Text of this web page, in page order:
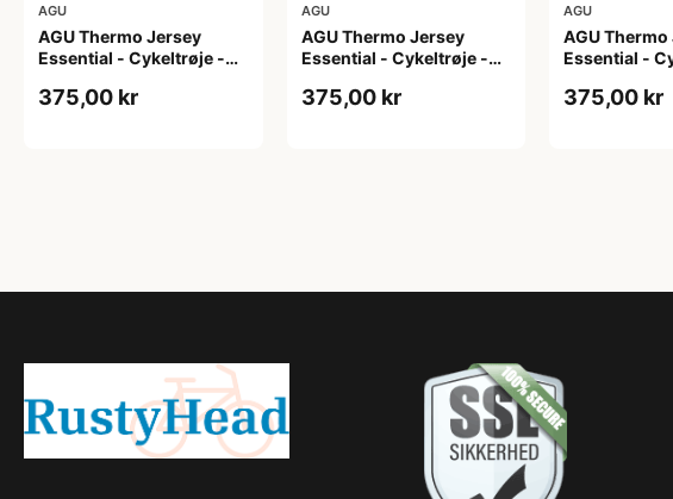
AGU
AGU Thermo Jersey
Essential - Cykeltrøje -
375,00 kr
AGU
AGU Thermo Jersey
Essential - Cykeltrøje -
M
375,00 kr
AGU
AGU
Essential -
375,00 kr